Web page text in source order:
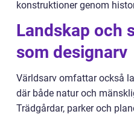
konstruktioner genom
Landskap och
som designarv
Världsarv omfattar också
där både natur och
Trädgårdar, parker och